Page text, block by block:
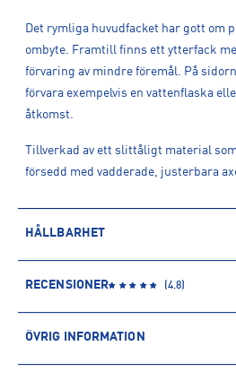
Det rymliga huvudfacket har gott om
ombyte. Framtill finns ett ytterfack
förvaring av mindre föremål. På
förvara exempelvis en vattenflaska
åtkomst.
Tillverkad av ett slittåligt material
försedd med vadderade, justerbara
HÅLLBARHET
återvunnen polyester kommer
Processen innebär minskade utsläpp
RECENSIONER (4.8)
ÖVRIG INFORMATION